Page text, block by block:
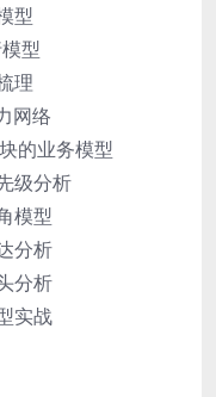
型
型
理
网络
的业务模型
级分析
模型
分析
分析
实战